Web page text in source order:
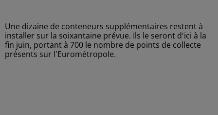
Une dizaine de conteneurs supplémentaires restent à
installer sur la soixantaine prévue. Ils le seront d'ici à la
fin juin, portant à 700 le nombre de points de collecte
présents sur l'Eurométropole.